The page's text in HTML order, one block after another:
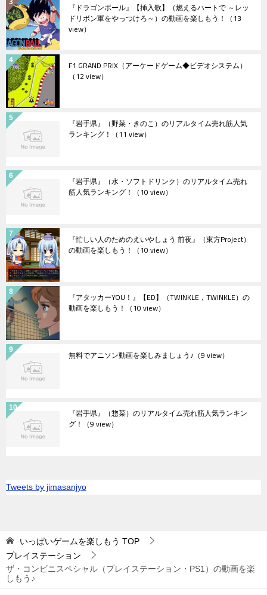
『ドラゴンボール』【挿入歌】（燃えるハートで ～レッ
ドリボン軍をやっつけろ～）の動画を楽しもう！ （13
view）
F1 GRAND PRIX（アーケードゲーム◆ビデオシステム）
（12 view）
『岩手県』（野菜・きのこ）のリアルタイム売れ筋人気
ランキング！ （11 view）
『岩手県』（水・ソフトドリンク）のリアルタイム売れ
筋人気ランキング！ （10 view）
『忙しい人のためのえいやしょう 前夜』（東方Project）
の動画を楽しもう！ （10 view）
『アタッカーYOU！』【ED】（TWINKLE，TWINKLE）の
動画を楽しもう！ （10 view）
無料でアニソン動画を楽しみましょう♪ （9 view）
『岩手県』（惣菜）のリアルタイム売れ筋人気ランキン
グ！ （9 view）
Tweets by jimasanjyo
いっぱいゲームを楽しもう TOP
プレイステーション
ザ・コンビニスペシャル（プレイステーション・PS1）の動画を楽
しもう♪